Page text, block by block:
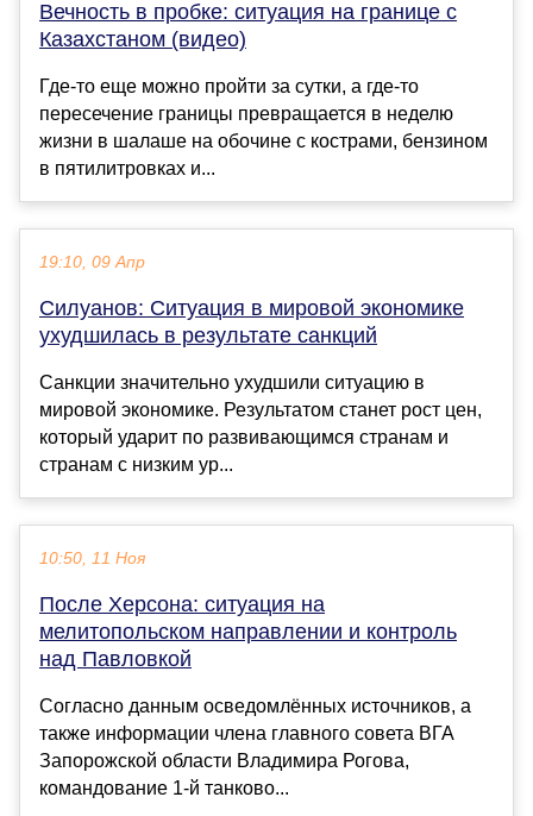
Вечность в пробке: ситуация на границе с
Казахстаном (видео)
Где-то еще можно пройти за сутки, а где-то
пересечение границы превращается в неделю
жизни в шалаше на обочине с кострами, бензином
в пятилитровках и...
19:10, 09 Апр
Силуанов: Ситуация в мировой экономике
ухудшилась в результате санкций
Санкции значительно ухудшили ситуацию в
мировой экономике. Результатом станет рост цен,
который ударит по развивающимся странам и
странам с низким ур...
10:50, 11 Ноя
После Херсона: ситуация на
мелитопольском направлении и контроль
над Павловкой
Согласно данным осведомлённых источников, а
также информации члена главного совета ВГА
Запорожской области Владимира Рогова,
командование 1-й танково...